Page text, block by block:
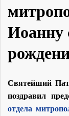
Иоанну
Святейший
поздравил
отдела